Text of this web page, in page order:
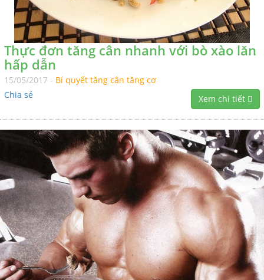
Thực đơn tăng cân nhanh với bò xào lăn
hấp dẫn
15/05/2017 - Bí quyết tăng cân tăng cơ
Xem chi tiết
Chia sẻ